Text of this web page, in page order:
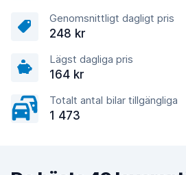
Genomsnittligt dagligt pris
248 kr
Lägst dagliga pris
164 kr
Totalt antal bilar tillgängliga
1 473